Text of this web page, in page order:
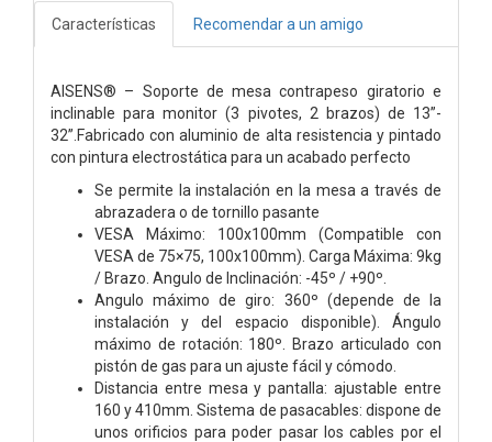
Características Recomendar a un amigo
AISENS® – Soporte de mesa contrapeso giratorio e
inclinable para monitor (3 pivotes, 2 brazos) de 13”-
32”.Fabricado con aluminio de alta resistencia y pintado
con pintura electrostática para un acabado perfecto
Se permite la instalación en la mesa a través de
abrazadera o de tornillo pasante
VESA Máximo: 100x100mm (Compatible con
VESA de 75×75, 100x100mm). Carga Máxima: 9kg
/ Brazo. Angulo de Inclinación: -45º / +90º.
Angulo máximo de giro: 360º (depende de la
instalación y del espacio disponible). Ángulo
máximo de rotación: 180º. Brazo articulado con
pistón de gas para un ajuste fácil y cómodo.
Distancia entre mesa y pantalla: ajustable entre
160 y 410mm. Sistema de pasacables: dispone de
unos orificios para poder pasar los cables por el